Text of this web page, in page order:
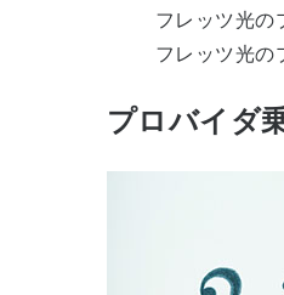
フレッツ光の
フレッツ光の
プロバイダ